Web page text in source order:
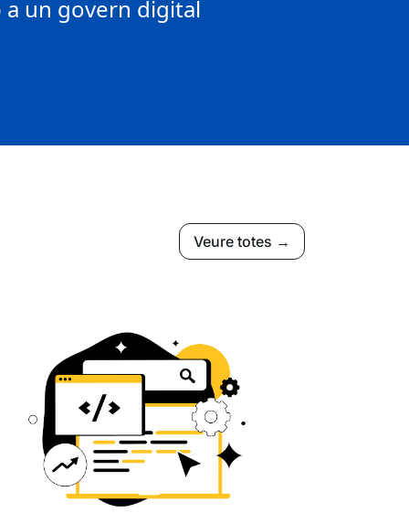
a un govern digital
Veure totes →